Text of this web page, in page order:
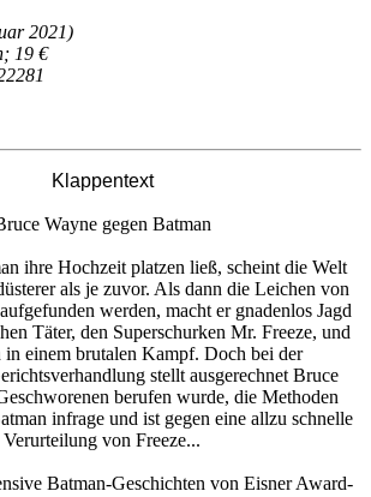
2021)
19 €
Klappentext
Wayne gegen Batman
ihre Hochzeit platzen ließ, scheint die Welt
als je zuvor. Als dann die Leichen von
werden, macht er gnadenlos Jagd
Täter, den Superschurken Mr. Freeze, und
einem brutalen Kampf. Doch bei der
stellt ausgerechnet Bruce
berufen wurde, die Methoden
infrage und ist gegen eine allzu schnelle
Verurteilung von Freeze...
Batman-Geschichten von Eisner Award-